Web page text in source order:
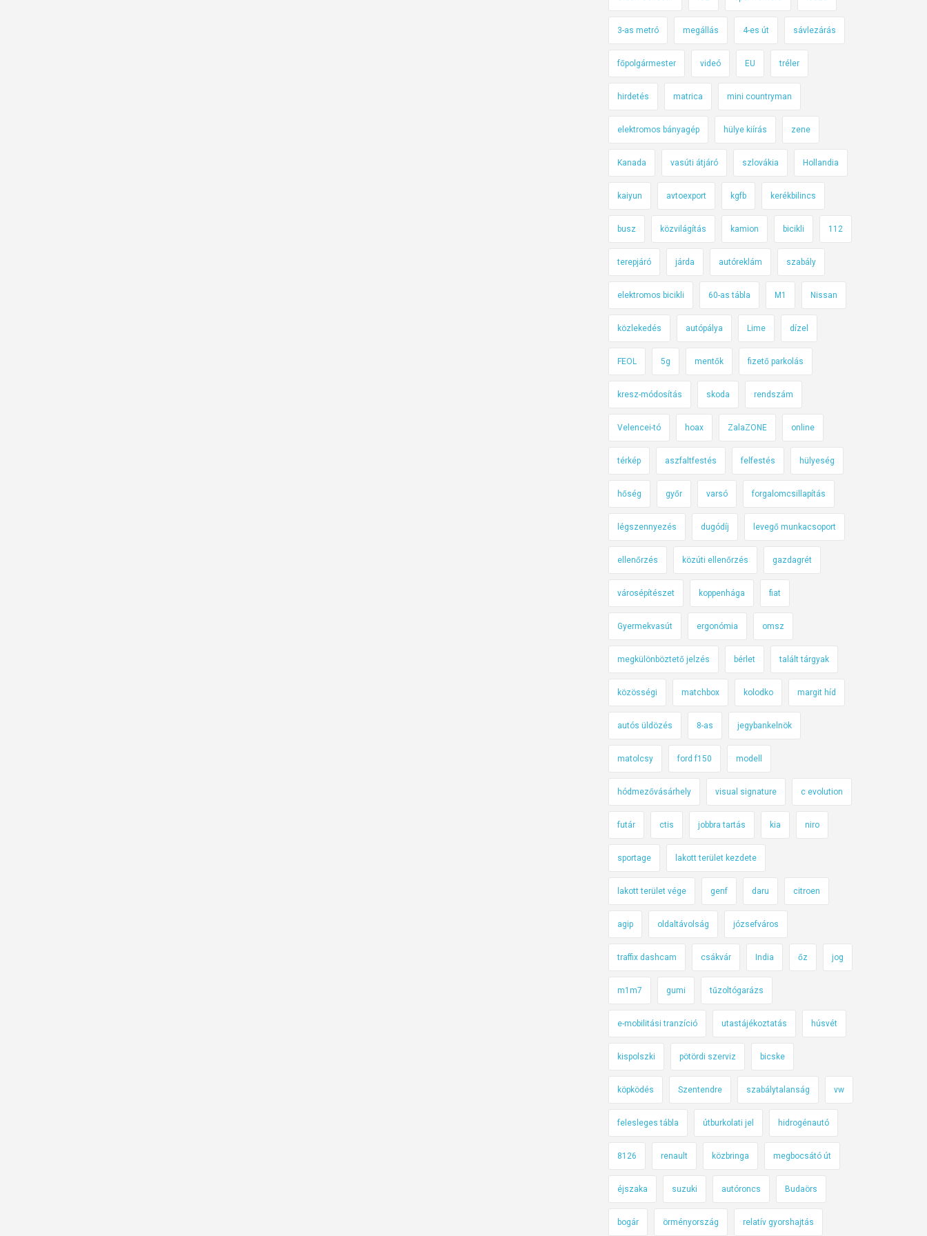
3-as metró megállás 4-es út sávlezárás
főpolgármester videó EU tréler
hirdetés matrica mini countryman
elektromos bányagép hülye kiírás zene
Kanada vasúti átjáró szlovákia Hollandia
kaiyun avtoexport kgfb kerékbilincs
busz közvilágítás kamion bicikli 112
terepjáró járda autóreklám szabály
elektromos bicikli 60-as tábla M1 Nissan
közlekedés autópálya Lime dízel
FEOL 5g mentők fizető parkolás
kresz-módosítás skoda rendszám
Velencei-tó hoax ZalaZONE online
térkép aszfaltfestés felfestés hülyeség
hőség győr varsó forgalomcsillapítás
légszennyezés dugódíj levegő munkacsoport
ellenőrzés közúti ellenőrzés gazdagrét
városépítészet koppenhága fiat
Gyermekvasút ergonómia omsz
megkülönböztető jelzés bérlet talált tárgyak
közösségi matchbox kolodko margit híd
autós üldözés 8-as jegybankelnök
matolcsy ford f150 modell
hódmezővásárhely visual signature c evolution
futár ctis jobbra tartás kia niro
sportage lakott terület kezdete
lakott terület vége genf daru citroen
agip oldaltávolság józsefváros
traffix dashcam csákvár India őz jog
m1m7 gumi tűzoltógarázs
e-mobilitási tranzíció utastájékoztatás húsvét
kispolszki pötördi szerviz bicske
köpködés Szentendre szabálytalanság vw
felesleges tábla útburkolati jel hidrogénautó
8126 renault közbringa megbocsátó út
éjszaka suzuki autóroncs Budaörs
bogár örményország relatív gyorshajtás